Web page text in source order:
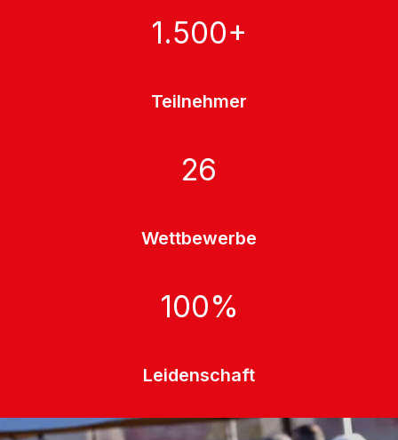
1.500+
Teilnehmer
26
Wettbewerbe
100%
Leidenschaft